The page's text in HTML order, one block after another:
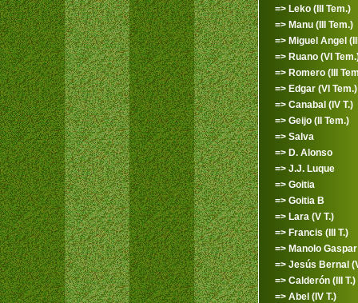
=> Leko (III Tem.)
=> Manu (III Tem.)
=> Miguel Angel
=> Ruano (VI
=> Romero (III
=> Edgar (VI Tem.)
=> Canabal (IV T.)
=> Geijo (II Tem.)
=> Salva
=> D. Alonso
=> J.J. Luque
=> Goitia
=> Goitia B
=> Lara (V T.)
=> Francis (III T.)
=> Manolo Gaspar
=> Jesús Bernal
=> Calderón (III T.)
=> Abel (IV T.)